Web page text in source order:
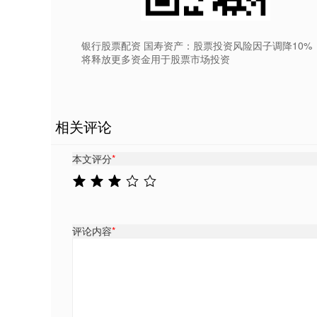
银行股票配资 国寿资产：股票投资风险因子调降10%
将释放更多资金用于股票市场投资
相关评论
本文评分*
评论内容*